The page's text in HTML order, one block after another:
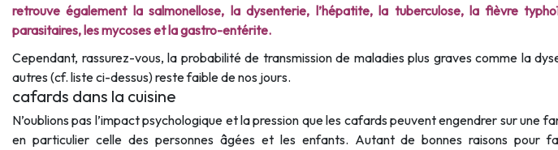
retrouve également la salmonellose, la dysenterie, l’hépatite, la tuberculose, la fièvre
parasitaires, les mycoses et la gastro-entérite.
Cependant, rassurez-vous, la probabilité de transmission de maladies plus graves comme la
autres (cf. liste ci-dessus) reste faible de nos jours.
cafards dans la cuisine
N’oublions pas l’impact psychologique et la pression que les cafards peuvent engendrer sur une
en particulier celle des personnes âgées et les enfants. Autant de bonnes raisons pour